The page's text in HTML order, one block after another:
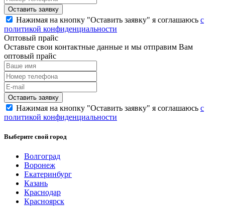
Нажимая на кнопку "Оставить заявку" я соглашаюсь с
политикой конфиденциальности
Оптовый прайс
Оставьте свои контактные данные и мы отправим Вам
оптовый прайс
Нажимая на кнопку "Оставить заявку" я соглашаюсь с
политикой конфиденциальности
Выберите свой город
Волгоград
Воронеж
Екатеринбург
Казань
Краснодар
Красноярск